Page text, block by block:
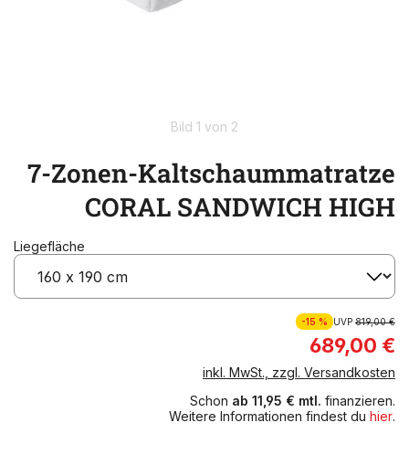
Bild 1 von 2
7-Zonen-Kaltschaummatratze
CORAL SANDWICH HIGH
Liegefläche
-15 % UVP819,00 €
689,00 €
inkl. MwSt., zzgl. Versandkosten
Schon ab 11,95 € mtl. finanzieren.
Weitere Informationen findest du hier.